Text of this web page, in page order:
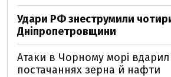
Удари РФ знеструмили
Дніпропетровщини
Атаки в Чорному морі
постачаннях зерна й нафти